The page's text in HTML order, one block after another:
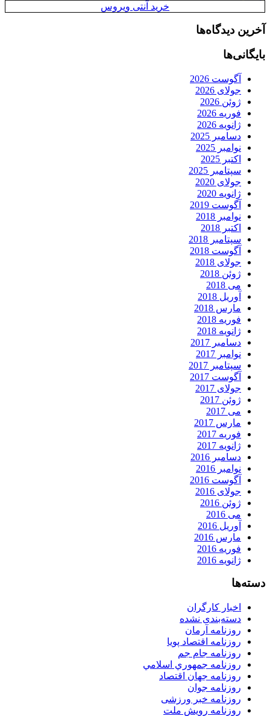
خرید آنتی ویروس
آخرین دیدگاه‌ها
بایگانی‌ها
آگوست 2026
جولای 2026
ژوئن 2026
فوریه 2026
ژانویه 2026
دسامبر 2025
نوامبر 2025
اکتبر 2025
سپتامبر 2025
جولای 2020
ژانویه 2020
آگوست 2019
نوامبر 2018
اکتبر 2018
سپتامبر 2018
آگوست 2018
جولای 2018
ژوئن 2018
می 2018
آوریل 2018
مارس 2018
فوریه 2018
ژانویه 2018
دسامبر 2017
نوامبر 2017
سپتامبر 2017
آگوست 2017
جولای 2017
ژوئن 2017
می 2017
مارس 2017
فوریه 2017
ژانویه 2017
دسامبر 2016
نوامبر 2016
آگوست 2016
جولای 2016
ژوئن 2016
می 2016
آوریل 2016
مارس 2016
فوریه 2016
ژانویه 2016
دسته‌ها
اخبار کارگران
دسته‌بندی نشده
روزنامه آرمان
روزنامه اقتصاد پویا
روزنامه جام جم
روزنامه جمهوري اسلامي
روزنامه جهان اقتصاد
روزنامه جوان
روزنامه خبر ورزشى
روزنامه رویش ملت